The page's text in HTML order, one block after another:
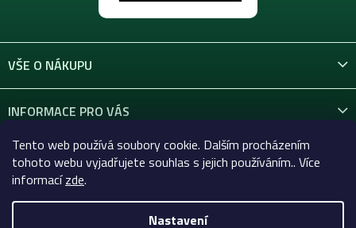
Tento web používá soubory cookie. Dalším procházením
tohoto webu vyjadřujete souhlas s jejich používáním.. Více
informacízde.
Nastavení
VŠE O NÁKUPU
INFORMACE PRO VÁS
KONTAKT